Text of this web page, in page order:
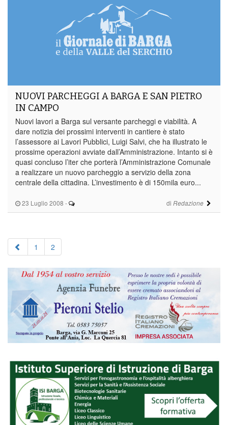
23 Luglio 2008 - di Redazione
NUOVI PARCHEGGI A BARGA E SAN PIETRO
IN CAMPO
Nuovi lavori a Barga sul versante parcheggi e viabilità. A
dare notizia dei prossimi interventi in cantiere è stato
l’assessore ai Lavori Pubblici, Luigi Salvi, che ha illustrato le
prossime operazioni avviate dall’Amministrazione. Intanto si è
quasi concluso l’iter che porterà l’Amministrazione Comunale
a realizzare un nuovo parcheggio a servizio della zona
centrale della cittadina. L’investimento è di 150mila euro...
1 2